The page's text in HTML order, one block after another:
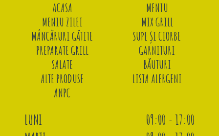
ACASA
MENIU
MENIU ZILEI
MIX GRILL
MÂNCĂRURI GĂTITE
SUPE ȘI CIORBE
PREPARATE GRILL
GARNITURI
SALATE
BĂUTURI
ALTE PRODUSE
LISTA ALERGENI
ANPC
LUNI
09:00 - 17:00